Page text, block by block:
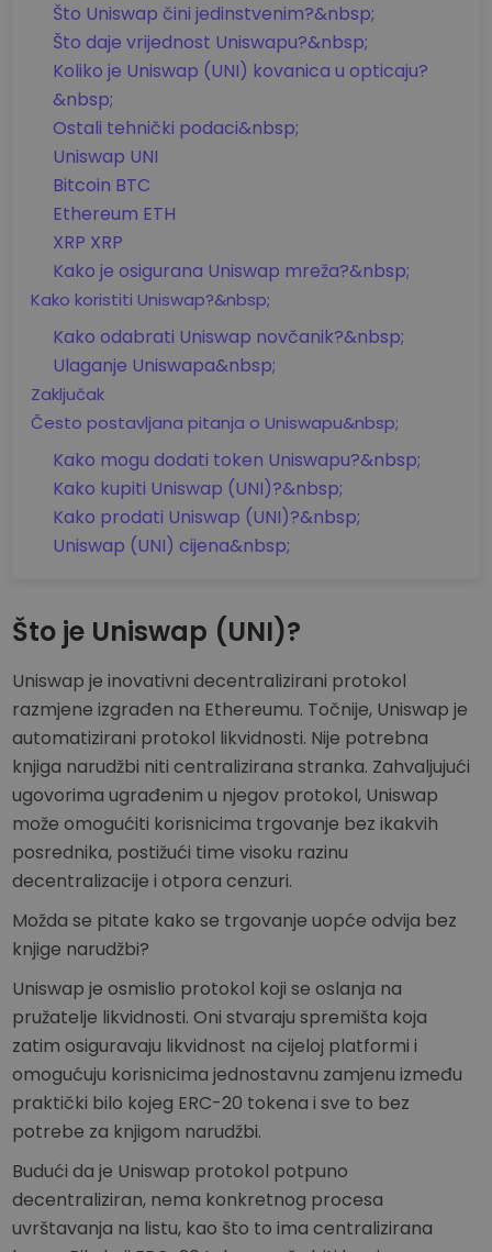
Što Uniswap čini jedinstvenim?&nbsp;
Što daje vrijednost Uniswapu?&nbsp;
Koliko je Uniswap (UNI) kovanica u opticaju?
&nbsp;
Ostali tehnički podaci&nbsp;
Uniswap UNI
Bitcoin BTC
Ethereum ETH
XRP XRP
Kako je osigurana Uniswap mreža?&nbsp;
Kako koristiti Uniswap?&nbsp;
Kako odabrati Uniswap novčanik?&nbsp;
Ulaganje Uniswapa&nbsp;
Zaključak
Često postavljana pitanja o Uniswapu&nbsp;
Kako mogu dodati token Uniswapu?&nbsp;
Kako kupiti Uniswap (UNI)?&nbsp;
Kako prodati Uniswap (UNI)?&nbsp;
Uniswap (UNI) cijena&nbsp;
Što je Uniswap (UNI)?
Uniswap je inovativni decentralizirani protokol
razmjene izgrađen na Ethereumu. Točnije, Uniswap je
automatizirani protokol likvidnosti. Nije potrebna
knjiga narudžbi niti centralizirana stranka. Zahvaljujući
ugovorima ugrađenim u njegov protokol, Uniswap
može omogućiti korisnicima trgovanje bez ikakvih
posrednika, postižući time visoku razinu
decentralizacije i otpora cenzuri.
Možda se pitate kako se trgovanje uopće odvija bez
knjige narudžbi?
Uniswap je osmislio protokol koji se oslanja na
pružatelje likvidnosti. Oni stvaraju spremišta koja
zatim osiguravaju likvidnost na cijeloj platformi i
omogućuju korisnicima jednostavnu zamjenu između
praktički bilo kojeg ERC-20 tokena i sve to bez
potrebe za knjigom narudžbi.
Budući da je Uniswap protokol potpuno
decentraliziran, nema konkretnog procesa
uvrštavanja na listu, kao što to ima centralizirana